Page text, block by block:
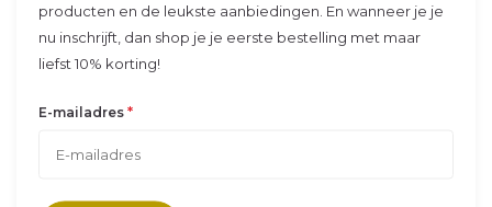
Studio Balune
producten en de leukste aanbiedingen. En wanneer je je
nu inschrijft, dan shop je je eerste bestelling met maar
liefst 10% korting!
E-mailadres *